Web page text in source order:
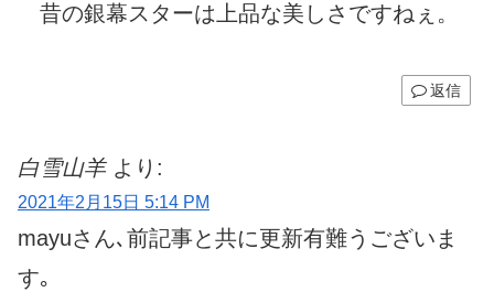
昔の銀幕スターは上品な美しさですねぇ。
返信
白雪山羊 より:
2021年2月15日 5:14 PM
mayuさん､前記事と共に更新有難うございま
す｡